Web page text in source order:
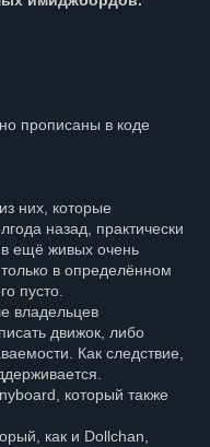
прописаны в коде
них, которые
назад, практически
в ещё живых очень
в определённом
пусто.
владельцев
движок, либо
Как следствие,
который также
как и Dollchan,